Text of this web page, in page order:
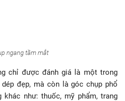
ngang tầm mắt
chỉ được đánh giá là một trong
đẹp, mà còn là góc chụp phổ
như: thuốc, mỹ phẩm, trang